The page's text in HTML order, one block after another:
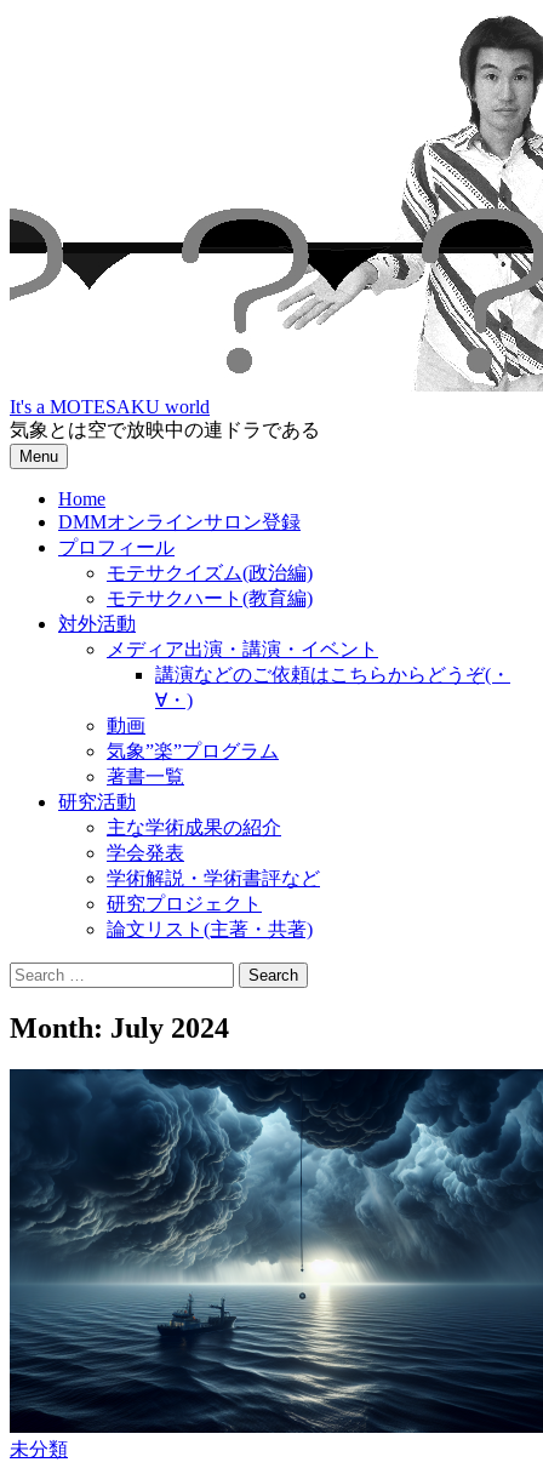
It's a MOTESAKU world
気象とは空で放映中の連ドラである
Menu
Home
DMMオンラインサロン登録
プロフィール
モテサクイズム(政治編)
モテサクハート(教育編)
対外活動
メディア出演・講演・イベント
講演などのご依頼はこちらからどうぞ(・
∀・)
動画
気象”楽”プログラム
著書一覧
研究活動
主な学術成果の紹介
学会発表
学術解説・学術書評など
研究プロジェクト
論文リスト(主著・共著)
Search
for:
Month: July 2024
未分類